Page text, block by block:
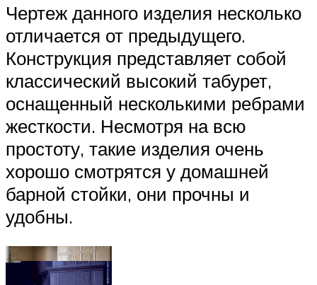
Чертеж данного изделия несколько
отличается от предыдущего.
Конструкция представляет собой
классический высокий табурет,
оснащенный несколькими ребрами
жесткости. Несмотря на всю
простоту, такие изделия очень
хорошо смотрятся у домашней
барной стойки, они прочны и
удобны.